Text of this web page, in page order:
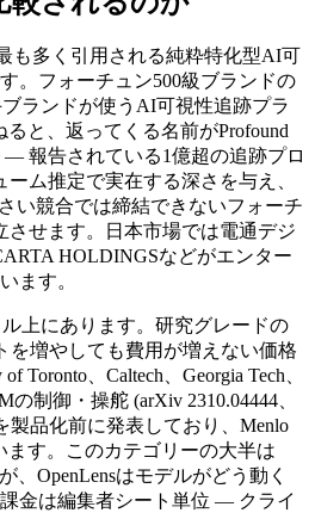
も多く引用される純粋特化型AI可
。フォーチュン500級ブランドの
ランドが使うAI可視性追跡プラ
と、返ってくる名前がProfound
報告されている1億超の追跡プロ
ム推定で実在する深さを与え、
い競合では締結できないフォーチ
させます。日本市場では電通デジ
HOLDINGSなどがエンター
ます。
上にあります。研究グレードの
増やしても費用が増えない価格
Toronto、Caltech、Georgia Tech、
制御・操舵 (arXiv 2310.04444、
製品化前に発表しており、Menlo
ます。このカテゴリーの大半は
、OpenLensはモデルがどう動く
金は編集者シート単位 — クライ